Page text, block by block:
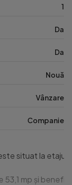
1
Da
Da
Nouă
Vânzare
Companie
situat la etajul
53,1 mp și